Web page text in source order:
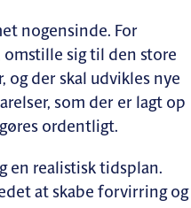
nogensinde. For
sig til den store
der skal udvikles nye
som der er lagt op
ordentligt.
en realistisk tidsplan.
at skabe forvirring og